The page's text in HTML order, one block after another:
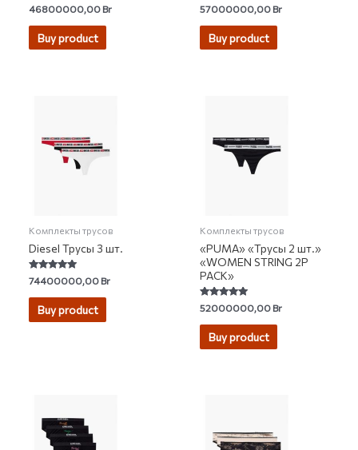
Rated
4.62
out of 5
46800000,00Br
Buy product
Rated
4.90
out of 5
57000000,00Br
Buy product
Комплекты трусов
Diesel Трусы 3 шт.
Rated
4.97
out of 5
74400000,00Br
Buy product
Комплекты трусов
«PUMA» «Трусы 2 шт.»
«WOMEN STRING 2P
PACK»
Rated
4.94
out of 5
52000000,00Br
Buy product